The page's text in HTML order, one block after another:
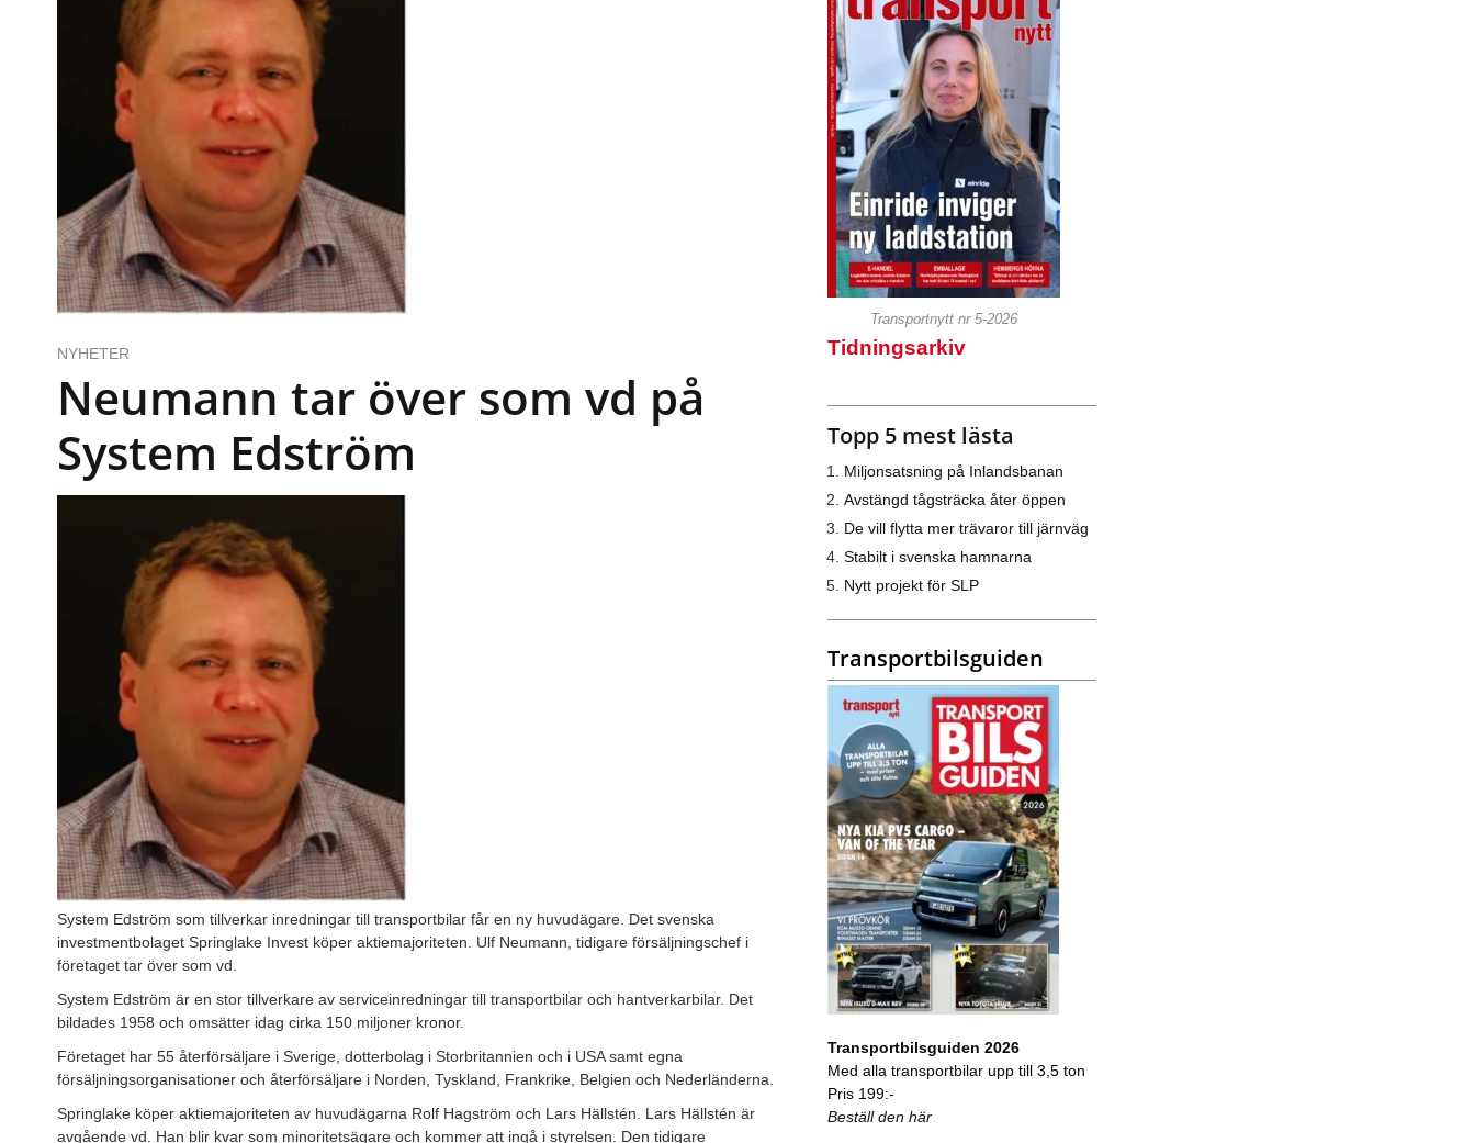
NYHETER
Neumann tar över som vd på
System Edström
System Edström som tillverkar inredningar till transportbilar får en ny huvudägare. Det svenska
investmentbolaget Springlake Invest köper aktiemajoriteten. Ulf Neumann, tidigare försäljningschef i
företaget tar över som vd.
System Edström är en stor tillverkare av serviceinredningar till transportbilar och hantverkarbilar. Det
bildades 1958 och omsätter idag cirka 150 miljoner kronor.
Företaget har 55 återförsäljare i Sverige, dotterbolag i Storbritannien och i USA samt egna
försäljningsorganisationer och återförsäljare i Norden, Tyskland, Frankrike, Belgien och Nederländerna.
Springlake köper aktiemajoriteten av huvudägarna Rolf Hagström och Lars Hällstén. Lars Hällstén är
avgående vd. Han blir kvar som minoritetsägare och kommer att ingå i styrelsen. Den tidigare
Transportnytt nr 5-2026
Tidningsarkiv
Topp 5 mest lästa
Miljonsatsning på Inlandsbanan
Avstängd tågsträcka åter öppen
De vill flytta mer trävaror till järnväg
Stabilt i svenska hamnarna
Nytt projekt för SLP
Transportbilsguiden
Transportbilsguiden 2026
Med alla transportbilar upp till 3,5 ton
Pris 199:-
Beställ den här